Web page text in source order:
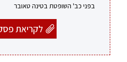
בפני כב' השופטת בטינה טאובר
לקריאת